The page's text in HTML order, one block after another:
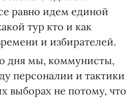
равно идем единой
тур кто и как
и избирателей.
дня мы, коммунисты,
персоналии и тактики
выборах не потому, что